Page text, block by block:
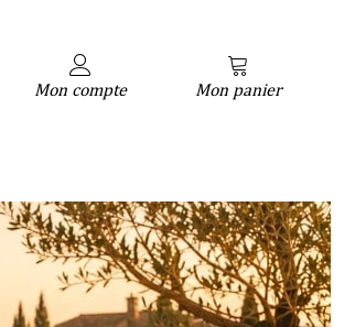
Mon compte Mon panier